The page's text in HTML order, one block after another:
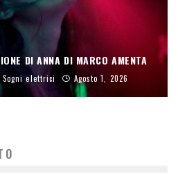
DI ANNA DI MARCO AMENTA
Sogni elettrici Agosto 1, 2026